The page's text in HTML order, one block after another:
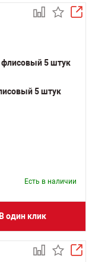
5 штук
Есть в наличии
В один клик